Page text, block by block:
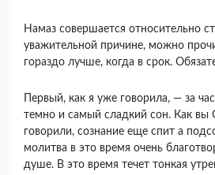
Намаз совершается относительно
уважительной причине, можно
гораздо лучше, когда в срок.
Первый, как я уже говорила, — за
темно и самый сладкий сон. Как вы
говорили, сознание еще спит а
молитва в это время очень
душе. В это время течет тонкая